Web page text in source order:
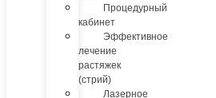
Процедурный
кабинет
Эффективное
лечение
растяжек
(стрий)
Лазерное